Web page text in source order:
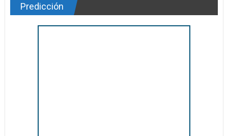
Predicción